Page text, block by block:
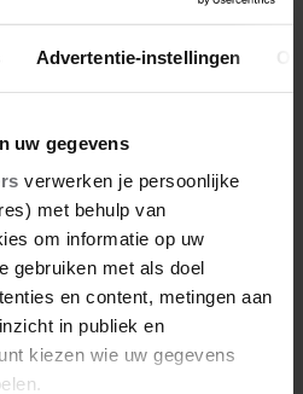
Advertentie-instellingen
uw gegevens
verwerken je persoonlijke
met behulp van
om informatie op uw
gebruiken met als doel
en content, metingen aan
in publiek en
kiezen wie uw gegevens